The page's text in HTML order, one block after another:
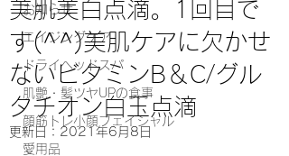
お知らせ
エイジングケア
ドライヘッドスパ
肌艶・髪ツヤUPの食事
顔筋トレ小顔フェイシャル
愛用品
美肌美白点滴。1回目で
す(^^)美肌ケアに欠かせ
ないビタミンB＆C/グル
タチオン白玉点滴
更新日： 2021年6月8日